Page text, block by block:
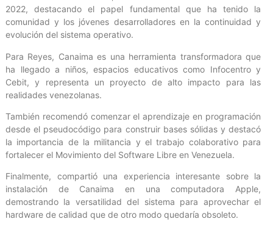
2022, destacando el papel fundamental que ha tenido la
comunidad y los jóvenes desarrolladores en la continuidad y
evolución del sistema operativo.
Para Reyes, Canaima es una herramienta transformadora que
ha llegado a niños, espacios educativos como Infocentro y
Cebit, y representa un proyecto de alto impacto para las
realidades venezolanas.
También recomendó comenzar el aprendizaje en programación
desde el pseudocódigo para construir bases sólidas y destacó
la importancia de la militancia y el trabajo colaborativo para
fortalecer el Movimiento del Software Libre en Venezuela.
Finalmente, compartió una experiencia interesante sobre la
instalación de Canaima en una computadora Apple,
demostrando la versatilidad del sistema para aprovechar el
hardware de calidad que de otro modo quedaría obsoleto.